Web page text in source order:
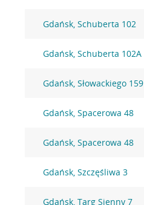
Gdańsk, Schuberta 102
Gdańsk, Schuberta 102A
Gdańsk, Słowackiego 159
Gdańsk, Spacerowa 48
Gdańsk, Spacerowa 48
Gdańsk, Szczęśliwa 3
Gdańsk, Targ Sienny 7